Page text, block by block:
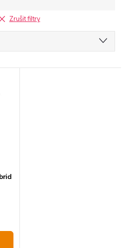
Zrušit filtry